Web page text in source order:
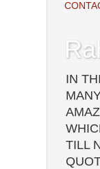
IN
TILL